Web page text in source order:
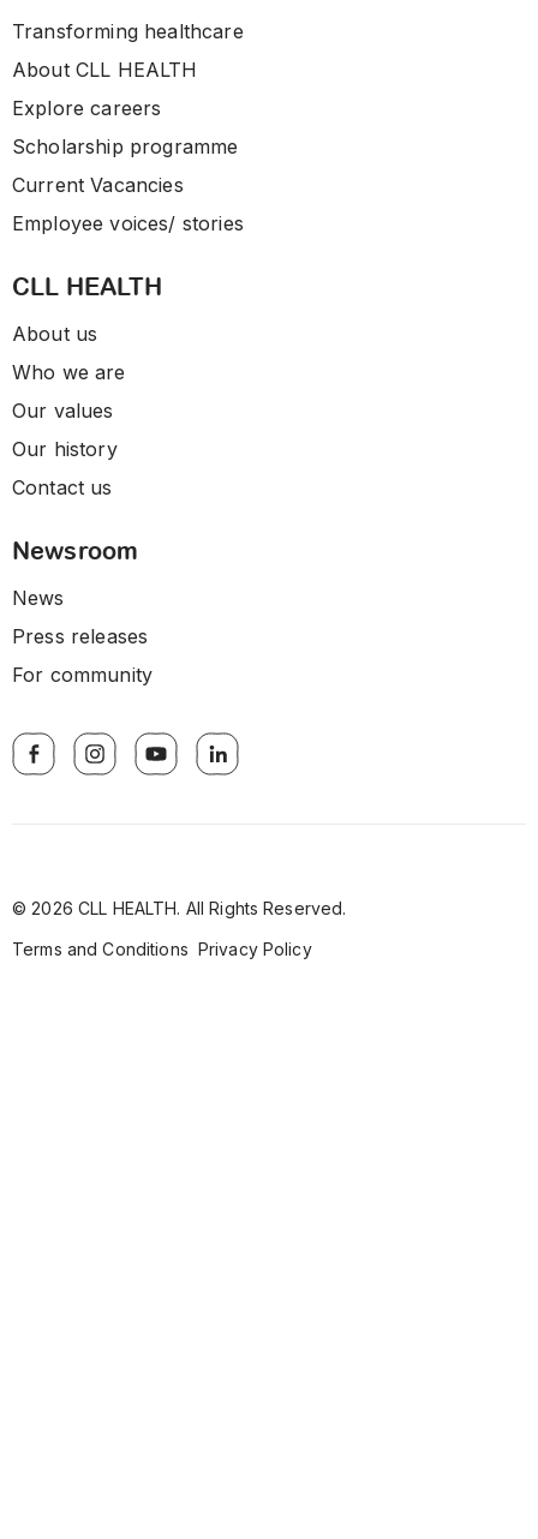
Transforming healthcare
About CLL HEALTH
Explore careers
Scholarship programme
Current Vacancies
Employee voices/ stories
CLL HEALTH
About us
Who we are
Our values
Our history
Contact us
Newsroom
News
Press releases
For community
© 2026 CLL HEALTH. All Rights Reserved.
Terms and Conditions Privacy Policy